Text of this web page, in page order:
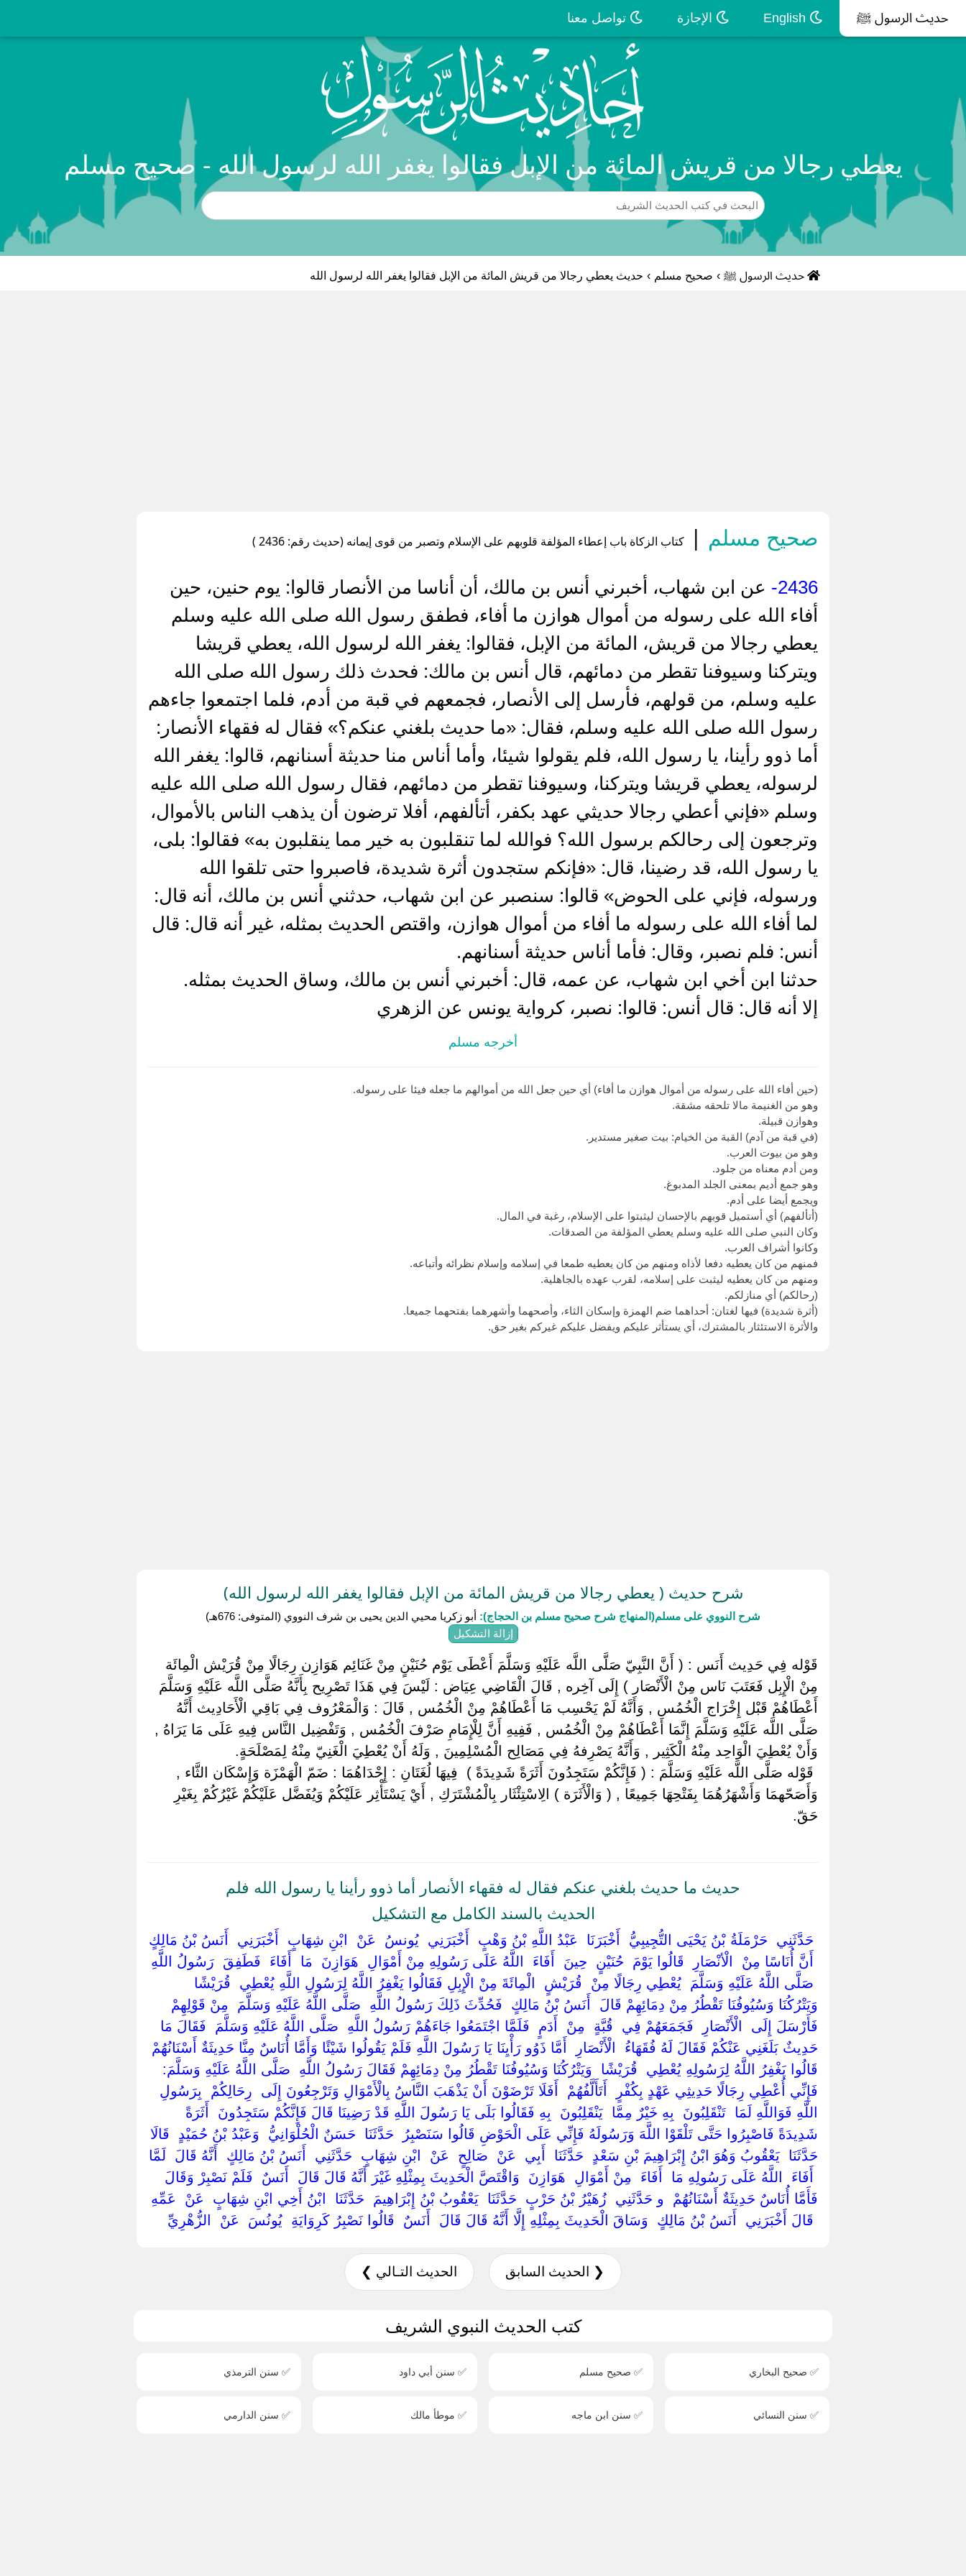
حديث الرسول ﷺ الإجازة تواصل معنا
يعطي رجالا من قريش المائة من الإبل فقالوا يغفر الله لرسول الله - صحيح مسلم
حديث الرسول ﷺ › صحيح مسلم › حديث يعطي رجالا من قريش المائة من الإبل فقالوا يغفر الله لرسول الله
صحيح مسلم | كتاب الزكاة باب إعطاء المؤلفة قلوبهم على الإسلام وتصبر من قوى إيمانه (حديث رقم: 2436 )
2436-
عن ابن شهاب، أخبرني أنس بن مالك، أن أناسا من الأنصار قالوا: يوم حنين، حين
أفاء الله على رسوله من أموال هوازن ما أفاء، فطفق رسول الله صلى الله عليه وسلم
يعطي رجالا من قريش، المائة من الإبل، فقالوا: يغفر الله لرسول الله، يعطي قريشا
ويتركنا وسيوفنا تقطر من دمائهم، قال أنس بن مالك: فحدث ذلك رسول الله صلى الله
عليه وسلم، من قولهم، فأرسل إلى الأنصار، فجمعهم في قبة من أدم، فلما اجتمعوا جاءهم
رسول الله صلى الله عليه وسلم، فقال: «ما حديث بلغني عنكم؟» فقال له فقهاء الأنصار:
أما ذوو رأينا، يا رسول الله، فلم يقولوا شيئا، وأما أناس منا حديثة أسنانهم، قالوا: يغفر الله
لرسوله، يعطي قريشا ويتركنا، وسيوفنا تقطر من دمائهم، فقال رسول الله صلى الله عليه
وسلم «فإني أعطي رجالا حديثي عهد بكفر، أتألفهم، أفلا ترضون أن يذهب الناس بالأموال،
وترجعون إلى رحالكم برسول الله؟ فوالله لما تنقلبون به خير مما ينقلبون به» فقالوا: بلى،
يا رسول الله، قد رضينا، قال: «فإنكم ستجدون أثرة شديدة، فاصبروا حتى تلقوا الله
ورسوله، فإني على الحوض» قالوا: سنصبر عن ابن شهاب، حدثني أنس بن مالك، أنه قال:
لما أفاء الله على رسوله ما أفاء من أموال هوازن، واقتص الحديث بمثله، غير أنه قال: قال
أنس: فلم نصبر، وقال: فأما أناس حديثة أسنانهم.
حدثنا ابن أخي ابن شهاب، عن عمه، قال: أخبرني أنس بن مالك، وساق الحديث بمثله.
إلا أنه قال: قال أنس: قالوا: نصبر، كرواية يونس عن الزهري
أخرجه مسلم
(حين أفاء الله على رسوله من أموال هوازن ما أفاء) أي حين جعل الله من أموالهم ما جعله فيئا على رسوله.
وهو من الغنيمة مالا تلحقه مشقة.
وهوازن قبيلة.
(في قبة من آدم) القبة من الخيام: بيت صغير مستدير.
وهو من بيوت العرب.
ومن أدم معناه من جلود.
وهو جمع أديم بمعنى الجلد المدبوغ.
ويجمع أيضا على أدم.
(أتألفهم) أي أستميل قوبهم بالإحسان ليثبتوا على الإسلام، رغبة في المال.
وكان النبي صلى الله عليه وسلم يعطي المؤلفة من الصدقات.
وكانوا أشراف العرب.
فمنهم من كان يعطيه دفعا لأذاه ومنهم من كان يعطيه طمعا في إسلامه وإسلام نظرائه وأتباعه.
ومنهم من كان يعطيه ليثبت على إسلامه، لقرب عهده بالجاهلية.
(رحالكم) أي منازلكم.
(أثرة شديدة) فيها لغتان: أحداهما ضم الهمزة وإسكان الثاء، وأصحهما وأشهرهما بفتحهما جميعا.
والأثرة الاستئثار بالمشترك، أي يستأثر عليكم ويفضل عليكم غيركم بغير حق.
شرح حديث ( يعطي رجالا من قريش المائة من الإبل فقالوا يغفر الله لرسول الله)
شرح النووي على مسلم(المنهاج شرح صحيح مسلم بن الحجاج): أبو زكريا محيي الدين يحيى بن شرف النووي (المتوفى: 676هـ)
إزالة التشكيل
قَوْله فِي حَدِيث أَنَس : ( أَنَّ النَّبِيّ صَلَّى اللَّه عَلَيْهِ وَسَلَّمَ أَعْطَى يَوْم حُنَيْنٍ مِنْ غَنَائِم هَوَازِن رِجَالًا مِنْ قُرَيْش الْمِائَة
مِنْ الْإِبِل فَعَتَبَ نَاس مِنْ الْأَنْصَار ) إِلَى آخِره , قَالَ الْقَاضِي عِيَاض : لَيْسَ فِي هَذَا تَصْرِيح بِأَنَّهُ صَلَّى اللَّه عَلَيْهِ وَسَلَّمَ
أَعْطَاهُمْ قَبْل إِخْرَاج الْخُمُس , وَأَنَّهُ لَمْ يَحْسِب مَا أَعْطَاهُمْ مِنْ الْخُمُس , قَالَ : وَالْمَعْرُوف فِي بَاقِي الْأَحَادِيث أَنَّهُ
صَلَّى اللَّه عَلَيْهِ وَسَلَّمَ إِنَّمَا أَعْطَاهُمْ مِنْ الْخُمُس , فَفِيهِ أَنَّ لِلْإِمَامِ صَرْفَ الْخُمُس , وَتَفْضِيل النَّاس فِيهِ عَلَى مَا يَرَاهُ ,
وَأَنْ يُعْطِيَ الْوَاحِد مِنْهُ الْكَثِير , وَأَنَّهُ يَصْرِفهُ فِي مَصَالِح الْمُسْلِمِينَ , وَلَهُ أَنْ يُعْطِيَ الْغَنِيّ مِنْهُ لِمَصْلَحَةٍ.
‏ ‏قَوْله صَلَّى اللَّه عَلَيْهِ وَسَلَّمَ : ( فَإِنَّكُمْ سَتَجِدُونَ أَثَرَةً شَدِيدَةً ) ‏ ‏فِيهَا لُغَتَانِ : إِحْدَاهُمَا : ضَمّ الْهَمْزَة وَإِسْكَان الثَّاء ,
وَأَصَحّهمَا وَأَشْهَرُهُمَا بِفَتْحِهَا جَمِيعًا , ( وَالْأَثَرَة ) الِاسْتِئْثَار بِالْمُشْتَرَكِ , أَيْ يَسْتَأْثِر عَلَيْكُمْ وَيُفَضَّل عَلَيْكُمْ غَيْرُكُمْ بِغَيْرِ
حَقّ.
حديث ما حديث بلغني عنكم فقال له فقهاء الأنصار أما ذوو رأينا يا رسول الله فلم
الحديث بالسند الكامل مع التشكيل
‏ ‏حَدَّثَنِي ‏ ‏حَرْمَلَةُ بْنُ يَحْيَى التُّجِيبِيُّ ‏ ‏أَخْبَرَنَا ‏ ‏عَبْدُ اللَّهِ بْنُ وَهْبٍ ‏ ‏أَخْبَرَنِي ‏ ‏يُونسُ ‏ ‏عَنْ ‏ ‏ابْنِ شِهَابٍ ‏ ‏أَخْبَرَنِي ‏ ‏أَنَسُ بْنُ مَالِكٍ
‏ ‏أَنَّ أُنَاسًا مِنْ ‏ ‏الْأنْصَارِ ‏ ‏قَالُوا يَوْمَ ‏ ‏حُنَيْنٍ ‏ ‏حِينَ ‏ ‏أَفَاءَ ‏ ‏اللَّهُ عَلَى رَسُولِهِ مِنْ أَمْوَالِ ‏ ‏هَوَازِنَ ‏ ‏مَا ‏ ‏أَفَاءَ ‏ ‏فَطَفِقَ ‏ ‏رَسُولُ اللَّهِ
‏ ‏صَلَّى اللَّهُ عَلَيْهِ وَسَلَّمَ ‏ ‏يُعْطِي رِجَالًا مِنْ ‏ ‏قُرَيْشٍ ‏ ‏الْمِائَةَ مِنْ الْإِبِلِ فَقَالُوا يَغْفِرُ اللَّهُ لِرَسُولِ اللَّهِ يُعْطِي ‏ ‏قُرَيْشًا ‏
‏وَيَتْرُكُنَا وَسُيُوفُنَا تَقْطُرُ مِنْ دِمَائِهِمْ قَالَ ‏ ‏أَنَسُ بْنُ مَالِكٍ ‏ ‏فَحُدِّثَ ذَلِكَ رَسُولُ اللَّهِ ‏ ‏صَلَّى اللَّهُ عَلَيْهِ وَسَلَّمَ ‏ ‏مِنْ قَوْلِهِمْ
فَأَرْسَلَ إِلَى ‏ ‏الْأَنْصَارِ ‏ ‏فَجَمَعَهُمْ فِي ‏ ‏قُبَّةٍ ‏ ‏مِنْ ‏ ‏أَدَمٍ ‏ ‏فَلَمَّا اجْتَمَعُوا جَاءَهُمْ رَسُولُ اللَّهِ ‏ ‏صَلَّى اللَّهُ عَلَيْهِ وَسَلَّمَ ‏ ‏فَقَالَ مَا
حَدِيثٌ بَلَغَنِي عَنْكُمْ فَقَالَ لَهُ فُقَهَاءُ ‏ ‏الْأَنْصَارِ ‏ ‏أَمَّا ذَوُو رَأْيِنَا يَا رَسُولَ اللَّهِ فَلَمْ يَقُولُوا شَيْئًا وَأَمَّا أُنَاسٌ مِنَّا حَدِيثَةٌ أَسْنَانُهُمْ
قَالُوا يَغْفِرُ اللَّهُ لِرَسُولِهِ يُعْطِي ‏ ‏قُرَيْشًا ‏ ‏وَيَتْرُكُنَا وَسُيُوفُنَا تَقْطُرُ مِنْ دِمَائِهِمْ فَقَالَ رَسُولُ اللَّهِ ‏ ‏صَلَّى اللَّهُ عَلَيْهِ وَسَلَّمَ: ‏
‏فَإِنِّي أُعْطِي رِجَالًا حَدِيثِي عَهْدٍ بِكُفْرٍ ‏ ‏أَتَأَلَّفُهُمْ ‏ ‏أَفَلَا تَرْضَوْنَ أَنْ يَذْهَبَ النَّاسُ بِالْأَمْوَالِ وَتَرْجِعُونَ إِلَى ‏ ‏رِحَالِكُمْ ‏ ‏بِرَسُولِ
اللَّهِ فَوَاللَّهِ لَمَا ‏ ‏تَنْقَلِبُونَ ‏ ‏بِهِ خَيْرٌ مِمَّا ‏ ‏يَنْقَلِبُونَ ‏ ‏بِهِ فَقَالُوا بَلَى يَا رَسُولَ اللَّهِ قَدْ رَضِينَا قَالَ فَإِنَّكُمْ سَتَجِدُونَ ‏ ‏أَثَرَةً ‏
‏شَدِيدَةً فَاصْبِرُوا حَتَّى تَلْقَوْا اللَّهَ وَرَسُولَهُ فَإِنِّي عَلَى الْحَوْضِ قَالُوا سَنَصْبِرُ ‏ ‏حَدَّثَنَا ‏ ‏حَسَنٌ الْحُلْوَانِيُّ ‏ ‏وَعَبْدُ بْنُ حُمَيْدٍ ‏ ‏قَالَا
حَدَّثَنَا ‏ ‏يَعْقُوبُ وَهُوَ ابْنُ إِبْرَاهِيمَ بْنِ سَعْدٍ ‏ ‏حَدَّثَنَا ‏ ‏أَبِي ‏ ‏عَنْ ‏ ‏صَالِحٍ ‏ ‏عَنْ ‏ ‏ابْنِ شِهَابٍ ‏ ‏حَدَّثَنِي ‏ ‏أَنَسُ بْنُ مَالِكٍ ‏ ‏أَنَّهُ قَالَ ‏ ‏لَمَّا
‏ ‏أَفَاءَ ‏ ‏اللَّهُ عَلَى رَسُولِهِ مَا ‏ ‏أَفَاءَ ‏ ‏مِنْ أَمْوَالِ ‏ ‏هَوَازِنَ ‏ ‏وَاقْتَصَّ الْحَدِيثَ بِمِثْلِهِ غَيْرَ أَنَّهُ قَالَ قَالَ ‏ ‏أَنَسٌ ‏ ‏فَلَمْ نَصْبِرْ وَقَالَ
فَأَمَّا أُنَاسٌ حَدِيثَةٌ أَسْنَانُهُمْ ‏ ‏و حَدَّثَنِي ‏ ‏زُهَيْرُ بْنُ حَرْبٍ ‏ ‏حَدَّثَنَا ‏ ‏يَعْقُوبُ بْنُ إِبْرَاهِيمَ ‏ ‏حَدَّثَنَا ‏ ‏ابْنُ أَخِي ابْنِ شِهَابٍ ‏ ‏عَنْ ‏ ‏عَمِّهِ
‏ ‏قَالَ أَخْبَرَنِي ‏ ‏أَنَسُ بْنُ مَالِكٍ ‏ ‏وَسَاقَ الْحَدِيثَ بِمِثْلِهِ إِلَّا أَنَّهُ قَالَ قَالَ ‏ ‏أَنَسٌ ‏ ‏قَالُوا نَصْبِرُ كَرِوَايَةِ ‏ ‏يُونُسَ ‏ ‏عَنْ ‏ ‏الزُّهْرِيِّ ‏
❮ الحديث السابق الحديث التـالي ❯
كتب الحديث النبوي الشريف
✅ صحيح البخاري ✅ صحيح مسلم ✅ سنن أبي داود ✅ سنن الترمذي
✅ سنن النسائي ✅ سنن ابن ماجه ✅ موطأ مالك ✅ سنن الدارمي